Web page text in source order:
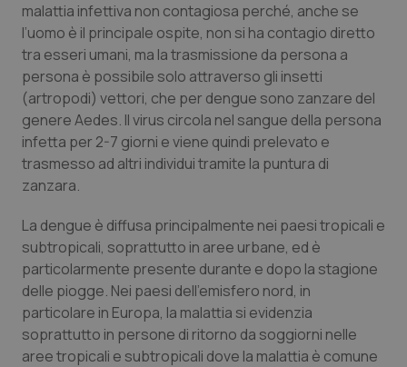
QS Pro
Professionisti Sanitari.AI
Abruzzo
Basilicata
Campania
Emilia-Romagna
Friuli Venezia Giulia
QS Pro Gold
Artrite & artrosi
Car-T
Colesterolo & coronaropatie
Dermatite Atopica
QS Club Newsletter
malattia infettiva non contagiosa perché, anche se
l’uomo è il principale ospite, non si ha contagio diretto
tra esseri umani, ma la trasmissione da persona a
persona è possibile solo attraverso gli insetti
(artropodi) vettori, che per dengue sono zanzare del
genereAedes. Il virus circola nel sangue della persona
infetta per 2-7 giorni e viene quindi prelevato e
trasmesso ad altri individui tramite la puntura di
zanzara.
La dengue è diffusa principalmente nei paesi tropicali e
subtropicali, soprattutto in aree urbane, ed è
particolarmente presente durante e dopo la stagione
delle piogge. Nei paesi dell’emisfero nord, in
particolare in Europa, la malattia si evidenzia
soprattutto in persone di ritorno da soggiorni nelle
aree tropicali e subtropicali dove la malattia è comune